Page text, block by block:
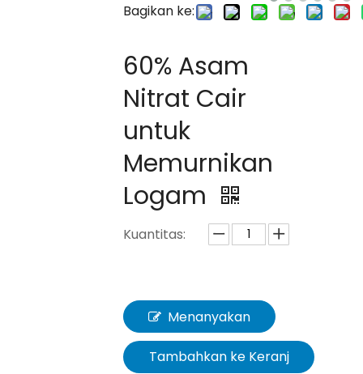
Bagikan ke:
60% Asam
Nitrat Cair
untuk
Memurnikan
Logam
Kuantitas:
Menanyakan
Tambahkan ke Keranj